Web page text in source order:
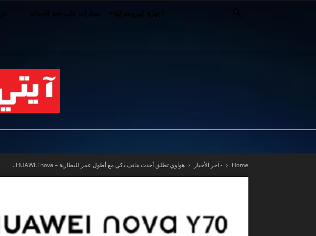
سيارات على خط الحداثة أجهزة كهرومنزلية
Home - آخر الأخبار هواوي تطلق أحدث هاتف ذكي مع أطول عمر للبطارية – HUAWEI nova...